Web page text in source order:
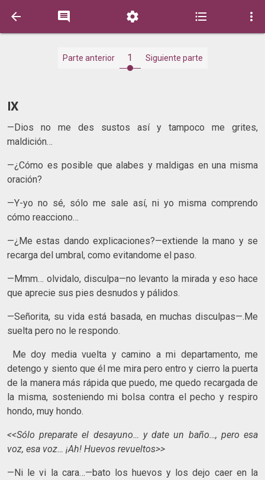
    
Parte anterior 1 Siguiente parte
IX
—Dios no me des sustos así y tampoco me grites,
maldición…
—¿Cómo es posible que alabes y maldigas en una misma
oración?
—Y-yo no sé, sólo me sale así, ni yo misma comprendo
cómo reacciono…
—¿Me estas dando explicaciones?—extiende la mano y se
recarga del umbral, como evitandome el paso.
—Mmm… olvidalo, disculpa—no levanto la mirada y eso hace
que aprecie sus pies desnudos y pálidos.
—Señorita, su vida está basada, en muchas disculpas—.Me
suelta pero no le respondo.
Me doy media vuelta y camino a mi departamento, me
detengo y siento que él me mira pero entro y cierro la puerta
de la manera más rápida que puedo, me quedo recargada de
la misma, sosteniendo mi bolsa contra el pecho y respiro
hondo, muy hondo.
<<Sólo preparate el desayuno… y date un baño…, pero esa
voz, esa voz… ¡Ah! Huevos revueltos>>
—Ni le vi la cara…—bato los huevos y los dejo caer en la